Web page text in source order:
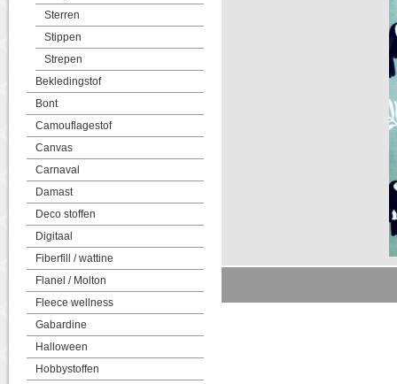
Sterren
Stippen
Strepen
Bekledingstof
Bont
Camouflagestof
Canvas
Carnaval
Damast
Deco stoffen
Digitaal
Fiberfill / wattine
Flanel / Molton
Fleece wellness
Gabardine
Halloween
Hobbystoffen